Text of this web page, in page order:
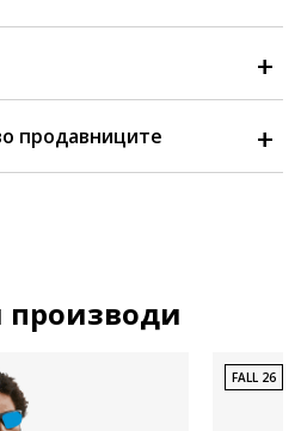
продавниците
FALL 26